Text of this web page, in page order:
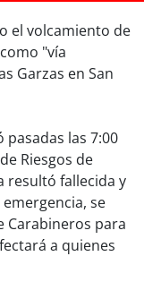
el volcamiento de
"vía
Garzas en San
las 7:00
Riesgos de
resultó fallecida y
se
Carabineros para
a quienes